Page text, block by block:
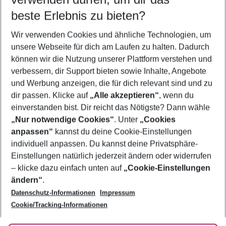
5-8 Nächte
2 Erwachsene Keine Kinder
Mehr Filter anzeigen
Footer
Footer navigation
Über uns
AGB
Bestpreisgarantie
Cookie-Einstellungen ändern
Cookie-Richtlinie
Agenturbetreuung
Barrierefreies Reisen
Folge uns
beste Erlebnis zu bieten?
Wir verwenden Cookies und ähnliche Technologien, um
unsere Webseite für dich am Laufen zu halten. Dadurch
können wir die Nutzung unserer Plattform verstehen und
verbessern, dir Support bieten sowie Inhalte, Angebote
und Werbung anzeigen, die für dich relevant sind und zu
dir passen. Klicke auf „Alle akzeptieren“, wenn du
einverstanden bist. Dir reicht das Nötigste? Dann wähle
„Nur notwendige Cookies“. Unter „Cookies
anpassen“ kannst du deine Cookie-Einstellungen
individuell anpassen. Du kannst deine Privatsphäre-
Einstellungen natürlich jederzeit ändern oder widerrufen
– klicke dazu einfach unten auf „Cookie-Einstellungen
ändern“.
Datenschutz-Informationen
Impressum
Cookie/Tracking-Informationen